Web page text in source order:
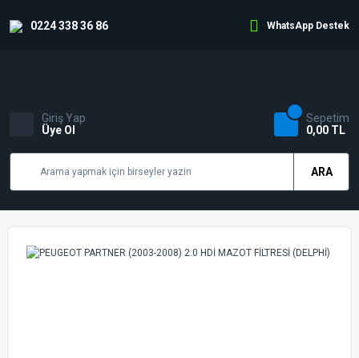
0224 338 36 86 WhatsApp Destek
ARA
Giriş Yap
Üye Ol
Sepetim
0,00 TL